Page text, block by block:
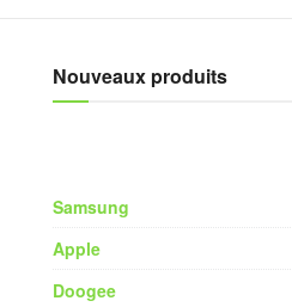
Nouveaux produits
Samsung
Apple
Doogee